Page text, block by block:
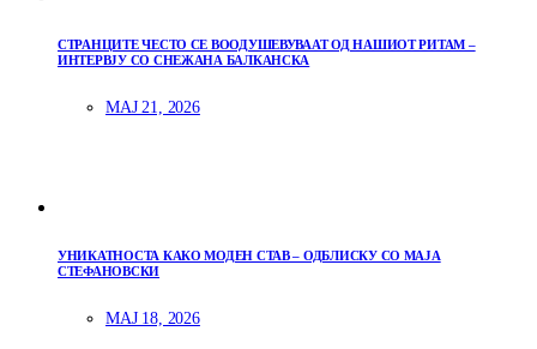
СТРАНЦИТЕ ЧЕСТО СЕ ВООДУШЕВУВААТ ОД НАШИОТ РИТАМ –
ИНТЕРВЈУ СО СНЕЖАНА БАЛКАНСКА
МАЈ 21, 2026
УНИКАТНОСТА КАКО МОДЕН СТАВ – ОДБЛИСКУ СО МАЈА
СТЕФАНОВСКИ
МАЈ 18, 2026